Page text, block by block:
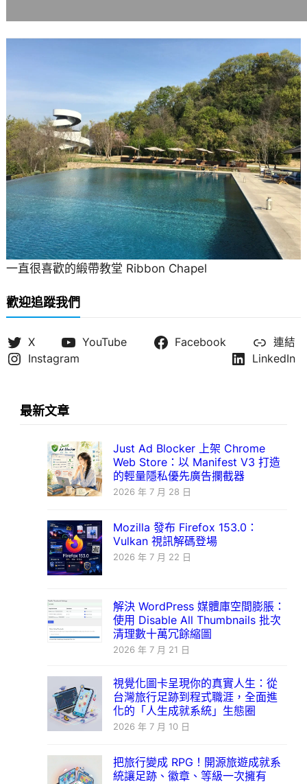
一直很喜歡的緞帶教堂 Ribbon Chapel
歡迎追蹤我們
X YouTube Facebook
連結
Instagram
LinkedIn
最新文章
Just Ad Blocker 上架 Chrome
Web Store：以 Manifest V3 打造
的輕量隱私優先廣告攔截器
2026 年 7 月 28 日
Mozilla 發布 Firefox 153.0：
Vulkan 視訊解碼登場
2026 年 7 月 22 日
解決 WordPress 媒體庫空間膨脹：
使用 Disable All Thumbnails 批次
清理數十萬冗餘縮圖
2026 年 7 月 21 日
視覺化圖卡呈現你的真實人生：從
台灣旅行足跡到程式職涯，全面進
化的「人生成就系統」生態圈
2026 年 7 月 10 日
把旅行變成 RPG！開源旅遊成就系
統讓足跡、徽章、等級一次擁有